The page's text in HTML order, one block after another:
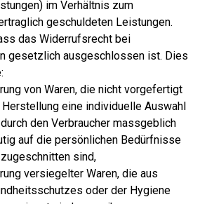
im Verhältnis zum
geschuldeten Leistungen.
das Widerrufsrecht bei
gesetzlich ausgeschlossen ist. Dies
von Waren, die nicht vorgefertigt
eine individuelle Auswahl
den Verbraucher massgeblich
auf die persönlichen Bedürfnisse
sind,
versiegelter Waren, die aus
oder der Hygiene